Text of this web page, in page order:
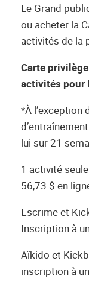
Le Grand
ou acheter la
activités de la
Carte
activités pour
*À l’exception
lui sur 21
1 activité
56,73 $ en
Escrime et
Inscription à
Aïkido et
inscription à